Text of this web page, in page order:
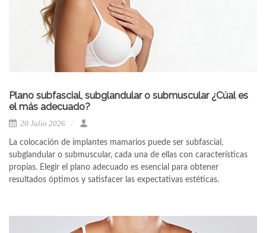
Plano subfascial, subglandular o submuscular ¿Cúal es
el más adecuado?
20 Julio 2026
La colocación de implantes mamarios puede ser subfascial,
subglandular o submuscular, cada una de ellas con características
propias. Elegir el plano adecuado es esencial para obtener
resultados óptimos y satisfacer las expectativas estéticas.